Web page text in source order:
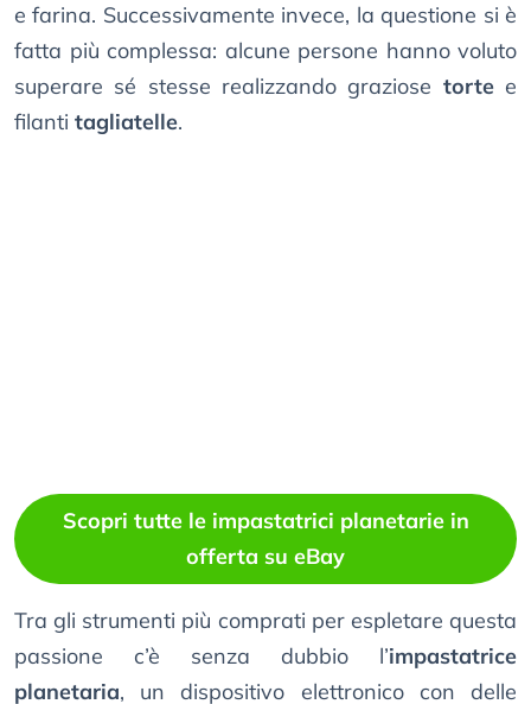
e farina. Successivamente invece, la questione si è
fatta più complessa: alcune persone hanno voluto
superare sé stesse realizzando graziose tortee
filanti tagliatelle.
Scopri tutte le impastatrici planetarie in
offerta su eBay
Tra gli strumenti più comprati per espletare questa
passione c’è senza dubbio l’impastatrice
planetaria, un dispositivo elettronico con delle